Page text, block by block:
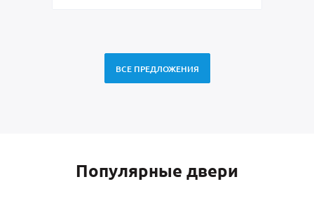
ВСЕ ПРЕДЛОЖЕНИЯ
Популярные двери